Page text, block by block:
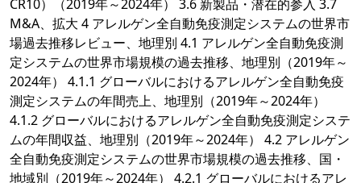
CR10）（2019年～2024年） 3.6 新製品・潜在的参入 3.7
M&A、拡大 4 アレルゲン全自動免疫測定システムの世界市
場過去推移レビュー、地理別 4.1 アレルゲン全自動免疫測
定システムの世界市場規模の過去推移、地理別（2019年～
2024年） 4.1.1 グローバルにおけるアレルゲン全自動免疫
測定システムの年間売上、地理別（2019年～2024年）
4.1.2 グローバルにおけるアレルゲン全自動免疫測定システ
ムの年間収益、地理別（2019年～2024年） 4.2 アレルゲン
全自動免疫測定システムの世界市場規模の過去推移、国・
地域別（2019年～2024年） 4.2.1 グローバルにおけるアレ